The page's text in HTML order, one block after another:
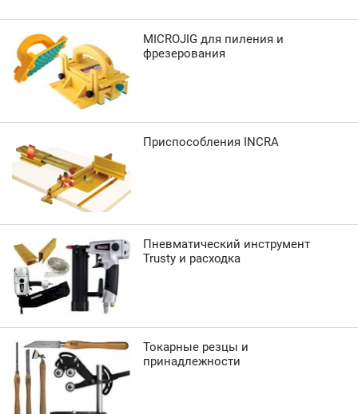
MICROJIG для пиления и
фрезерования
Приспособления INCRA
Пневматический инструмент
Trusty и расходка
Токарные резцы и
принадлежности